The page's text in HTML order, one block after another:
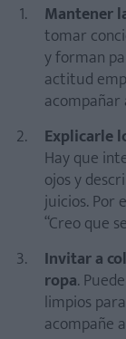
Mantener
tomar
y forman
actitud
acompañar
Explicarle
Hay que
ojos y
juicios. Por
“Creo que
Invitar a
ropa.
limpios
acompañe